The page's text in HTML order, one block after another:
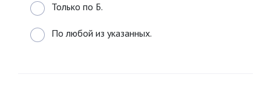
Только по Б.
По любой из указанных.